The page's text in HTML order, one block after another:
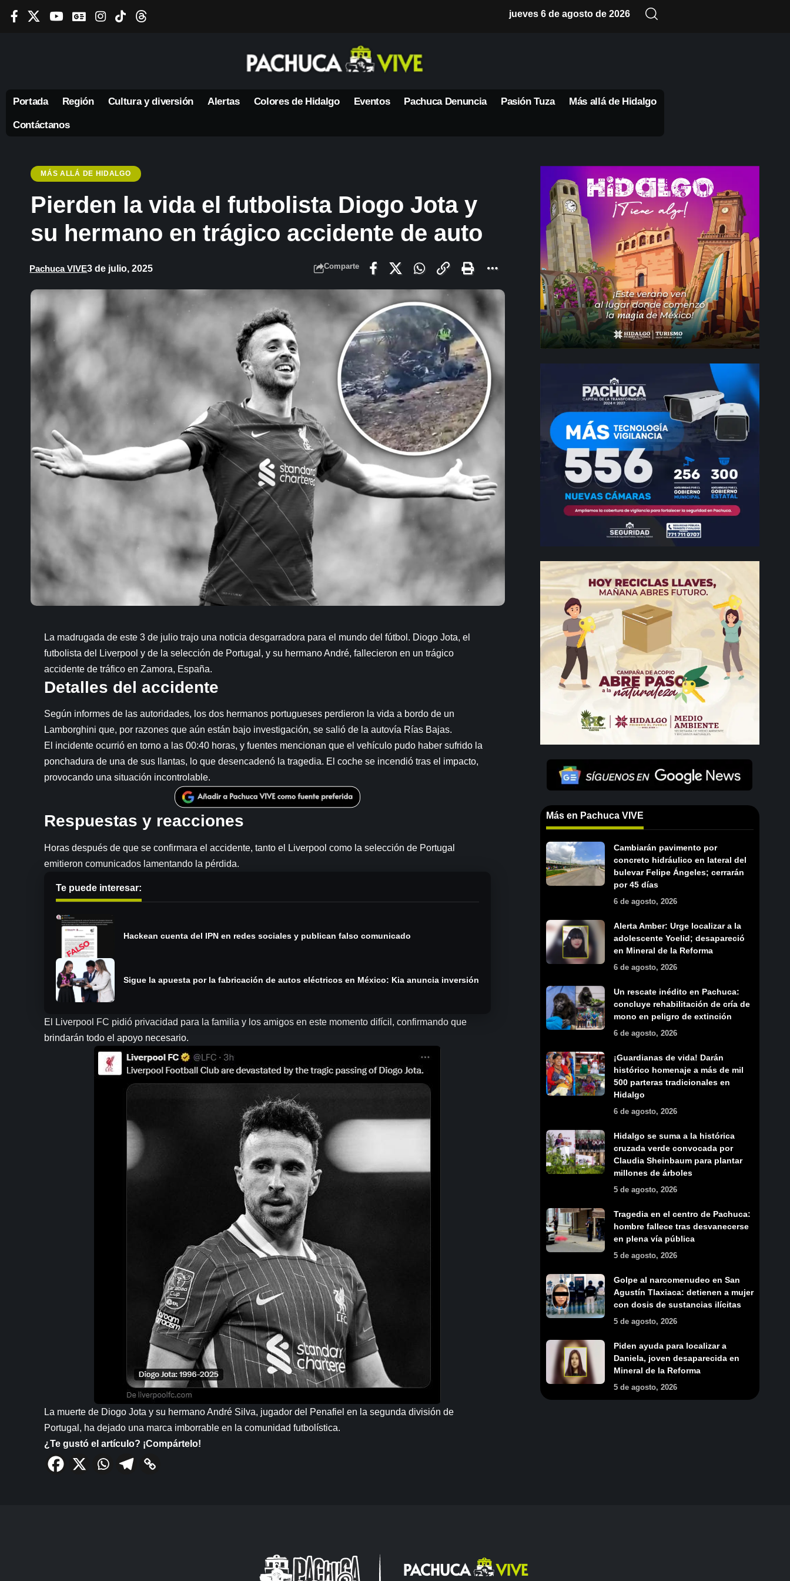
jueves 6 de agosto de 2026
Portada Región Cultura y diversión Alertas Colores de Hidalgo Eventos Pachuca Denuncia Pasión Tuza Más allá de Hidalgo
Contáctanos
MÁS ALLÁ DE HIDALGO
Pierden la vida el futbolista Diogo Jota y
su hermano en trágico accidente de auto
Pachuca VIVE3 de julio, 2025 Comparte
La madrugada de este 3 de julio trajo una noticia desgarradora para el mundo del fútbol. Diogo Jota, el
futbolista del Liverpool y de la selección de Portugal, y su hermano André, fallecieron en un trágico
accidente de tráfico en Zamora, España.
Detalles del accidente
Según informes de las autoridades, los dos hermanos portugueses perdieron la vida a bordo de un
Lamborghini que, por razones que aún están bajo investigación, se salió de la autovía Rías Bajas.
El incidente ocurrió en torno a las 00:40 horas, y fuentes mencionan que el vehículo pudo haber sufrido la
ponchadura de una de sus llantas, lo que desencadenó la tragedia. El coche se incendió tras el impacto,
provocando una situación incontrolable.
Respuestas y reacciones
Horas después de que se confirmara el accidente, tanto el Liverpool como la selección de Portugal
emitieron comunicados lamentando la pérdida.
Te puede interesar:
Hackean cuenta del IPN en redes sociales y publican falso comunicado
Sigue la apuesta por la fabricación de autos eléctricos en México: Kia anuncia inversión
El Liverpool FC pidió privacidad para la familia y los amigos en este momento difícil, confirmando que
brindarán todo el apoyo necesario.
La muerte de Diogo Jota y su hermano André Silva, jugador del Penafiel en la segunda división de
Portugal, ha dejado una marca imborrable en la comunidad futbolística.
¿Te gustó el artículo? ¡Compártelo!
Más en Pachuca VIVE
Cambiarán pavimento por
concreto hidráulico en lateral del
bulevar Felipe Ángeles; cerrarán
por 45 días
6 de agosto, 2026
Alerta Amber: Urge localizar a la
adolescente Yoelid; desapareció
en Mineral de la Reforma
6 de agosto, 2026
Un rescate inédito en Pachuca:
concluye rehabilitación de cría de
mono en peligro de extinción
6 de agosto, 2026
¡Guardianas de vida! Darán
histórico homenaje a más de mil
500 parteras tradicionales en
Hidalgo
6 de agosto, 2026
Hidalgo se suma a la histórica
cruzada verde convocada por
Claudia Sheinbaum para plantar
millones de árboles
5 de agosto, 2026
Tragedia en el centro de Pachuca:
hombre fallece tras desvanecerse
en plena vía pública
5 de agosto, 2026
Golpe al narcomenudeo en San
Agustín Tlaxiaca: detienen a mujer
con dosis de sustancias ilícitas
5 de agosto, 2026
Piden ayuda para localizar a
Daniela, joven desaparecida en
Mineral de la Reforma
5 de agosto, 2026